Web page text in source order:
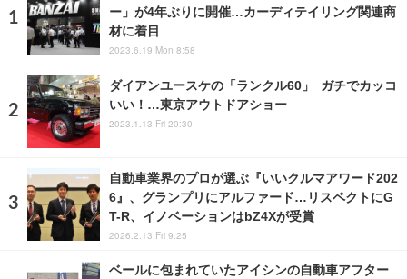
ー」が4年ぶりに開催…カーディテイリング関連商
材に着目
2023.6.19 Mon 8:58
ダイアンユースケの「ランクル60」 ガチでカッコ
いい！…東京アウトドアショー
2023.1.13 Fri 20:30
自動車業界のプロが選ぶ『いいクルマアワード202
6』、グランプリにアルファード…リスペクトにG
T-R、イノベーションはbZ4Xが受賞
2026.2.13 Fri 9:25
ベールに包まれていたアイシンの自動車アフター